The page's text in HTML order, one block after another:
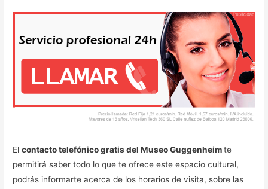
Elcontacto telefónico gratis del Museo Guggenheimte
permitirá saber todo lo que te ofrece este espacio cultural,
podrás informarte acerca de los horarios de visita, sobre las